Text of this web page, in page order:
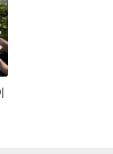
뒤늦은 사과문을
소설로 비치곤 했으
한 작품이라는 점에
숙학교의 석탄 창고